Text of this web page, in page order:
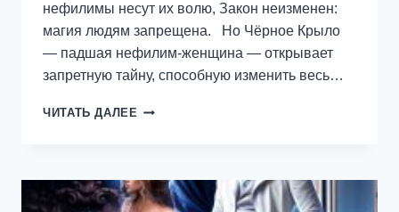
нефилимы несут их волю, Закон неизменен:
магия людям запрещена. Но Чёрное Крыло
— падшая нефилим-женщина — открывает
запретную тайну, способную изменить весь…
ЧИТАТЬ ДАЛЕЕ МИР
КРЫЛА.
—